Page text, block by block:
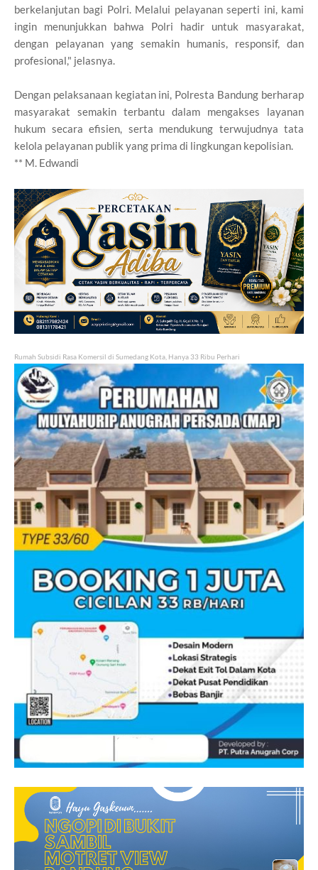
berkelanjutan bagi Polri. Melalui pelayanan seperti ini, kami
ingin menunjukkan bahwa Polri hadir untuk masyarakat,
dengan pelayanan yang semakin humanis, responsif, dan
profesional," jelasnya.
Dengan pelaksanaan kegiatan ini, Polresta Bandung berharap
masyarakat semakin terbantu dalam mengakses layanan
hukum secara efisien, serta mendukung terwujudnya tata
kelola pelayanan publik yang prima di lingkungan kepolisian.
** M. Edwandi
Rumah Subsidi Rasa Komersil di Sumedang Kota, Hanya 33 Ribu Perhari